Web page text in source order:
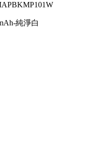
純淨白